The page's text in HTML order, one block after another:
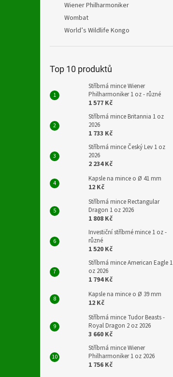
Wiener Philharmoniker
Wombat
World’s Wildlife Kongo
Top 10 produktů
Stříbrná mince Wiener
Philharmoniker 1 oz - různé
1 577 Kč
Stříbrná mince Britannia 1 oz
2026
1 733 Kč
Stříbrná mince Český Lev 1 oz
2026
2 234 Kč
Kapsle na mince o Ø 41 mm
12 Kč
Stříbrná mince Rectangular
Dragon 1 oz 2026
1 808 Kč
Investiční stříbrné mince 1 oz -
různé
1 520 Kč
Stříbrná mince American Eagle 1
oz 2026
1 794 Kč
Kapsle na mince o Ø 39 mm
12 Kč
Stříbrná mince Tudor Beasts -
Royal Dragon 2 oz 2026
3 660 Kč
Stříbrná mince Wiener
Philharmoniker 1 oz 2026
1 756 Kč